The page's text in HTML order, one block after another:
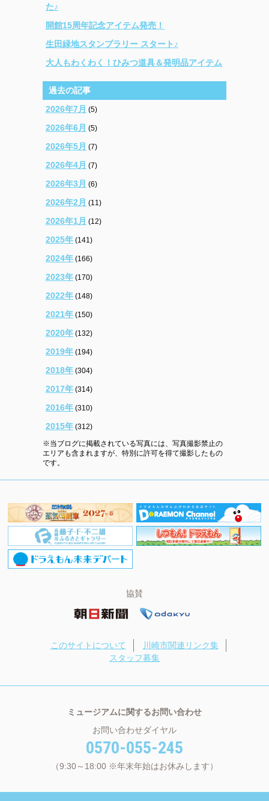
た♪
開館15周年記念アイテム発売！
生田緑地スタンプラリー スタート♪
大人もわくわく！ひみつ道具＆発明品アイテム
過去の記事
2026年7月 (5)
2026年6月 (5)
2026年5月 (7)
2026年4月 (7)
2026年3月 (6)
2026年2月 (11)
2026年1月 (12)
2025年 (141)
2024年 (166)
2023年 (170)
2022年 (148)
2021年 (150)
2020年 (132)
2019年 (194)
2018年 (304)
2017年 (314)
2016年 (310)
2015年 (312)
※当ブログに掲載されている写真には、写真撮影禁止の
エリアも含まれますが、特別に許可を得て撮影したもの
です。
協賛
このサイトについて
川崎市関連リンク集
スタッフ募集
ミュージアムに関するお問い合わせ
お問い合わせダイヤル
0570-055-245
（9:30～18:00 ※年末年始はお休みします）